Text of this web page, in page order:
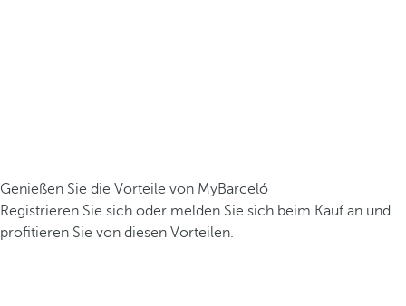
Genießen Sie die Vorteile von MyBarceló
Registrieren Sie sich oder melden Sie sich beim Kauf an und
profitieren Sie von diesen Vorteilen.